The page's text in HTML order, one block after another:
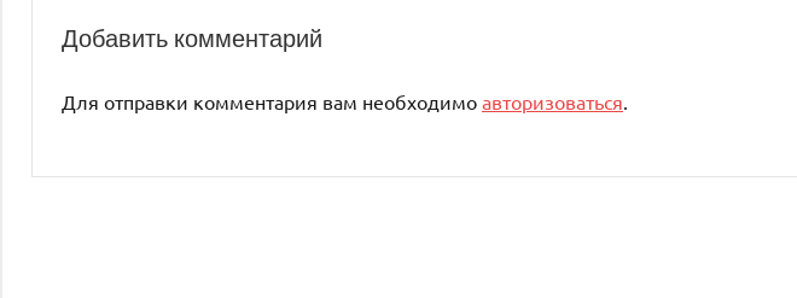
Добавить комментарий
Для отправки комментария вам необходимо авторизоваться